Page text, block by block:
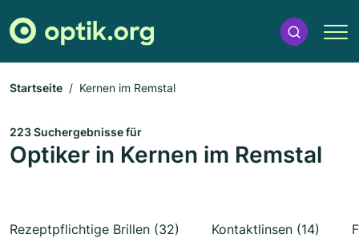
Startseite Kernen im Remstal
223 Suchergebnisse für
Optiker in Kernen im Remstal
Rezeptpflichtige Brillen (32) Kontaktlinsen (14)